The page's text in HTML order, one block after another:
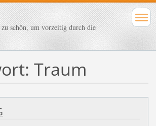
schön, um vorzeitig durch die
Traum